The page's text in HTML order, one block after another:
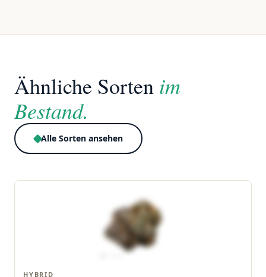
Ähnliche Sorten im
Bestand.
Alle Sorten ansehen
HYBRID